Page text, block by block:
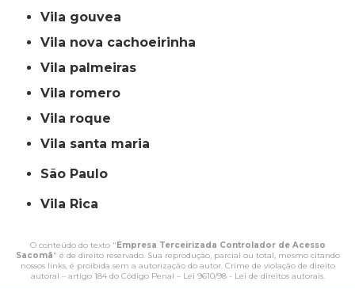
vila gouvea
vila nova cachoeirinha
vila palmeiras
vila romero
vila roque
vila santa maria
São Paulo
Vila Rica
O conteúdo do texto "Empresa Terceirizada Controlador de Acesso
Sacomã" é de direito reservado. Sua reprodução, parcial ou total, mesmo citando
nossos links, é proibida sem a autorização do autor. Crime de violação de direito
autoral – artigo 184 do Código Penal – Lei 9610/98 - Lei de direitos autorais.